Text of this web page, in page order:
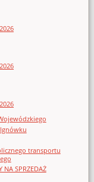
transportu
NA SPRZEDAŻ